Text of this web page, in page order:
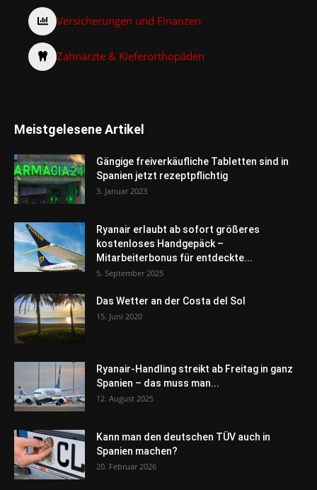
Versicherungen und Finanzen
Zahnärzte & Kieferorthopäden
Meistgelesene Artikel
Gängige freiverkäufliche Tabletten sind in
Spanien jetzt rezeptpflichtig
3. Januar 2023
Ryanair erlaubt ab sofort größeres
kostenloses Handgepäck –
Mitarbeiterbonus für entdeckte...
5. September 2025
Das Wetter an der Costa del Sol
15. Juni 2020
Ryanair-Handling streikt ab Freitag in ganz
Spanien – das muss man...
12. August 2025
Kann man den deutschen TÜV auch in
Spanien machen?
20. Februar 2026